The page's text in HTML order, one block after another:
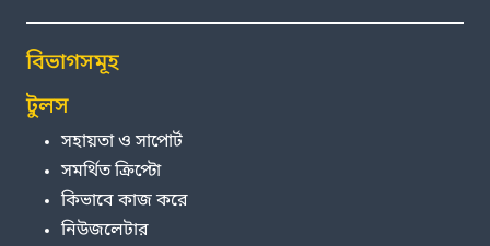
বিভাগসমূহ
টুলস
সহায়তা ও সাপোর্ট
সমর্থিত ক্রিপ্টো
কিভাবে কাজ করে
নিউজলেটার